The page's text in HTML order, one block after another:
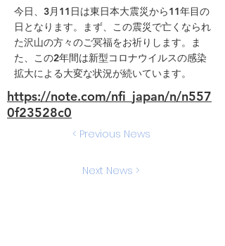
今日、3月11日は東日本大震災から11年目の
日となります。まず、この震災で亡くなられ
た沢山の方々のご冥福をお祈りします。ま
た、この2年間は新型コロナウイルスの感染
拡大による大変な状況が続いています。
https://note.com/nfi_japan/n/n557
0f23528c0
< Previous News
Next News >